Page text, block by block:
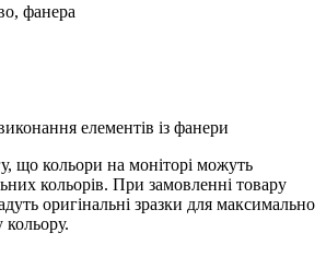
фанера
елементів із фанери
що кольори на моніторі можуть
кольорів. При замовленні товару
оригінальні зразки для максимально
кольору.